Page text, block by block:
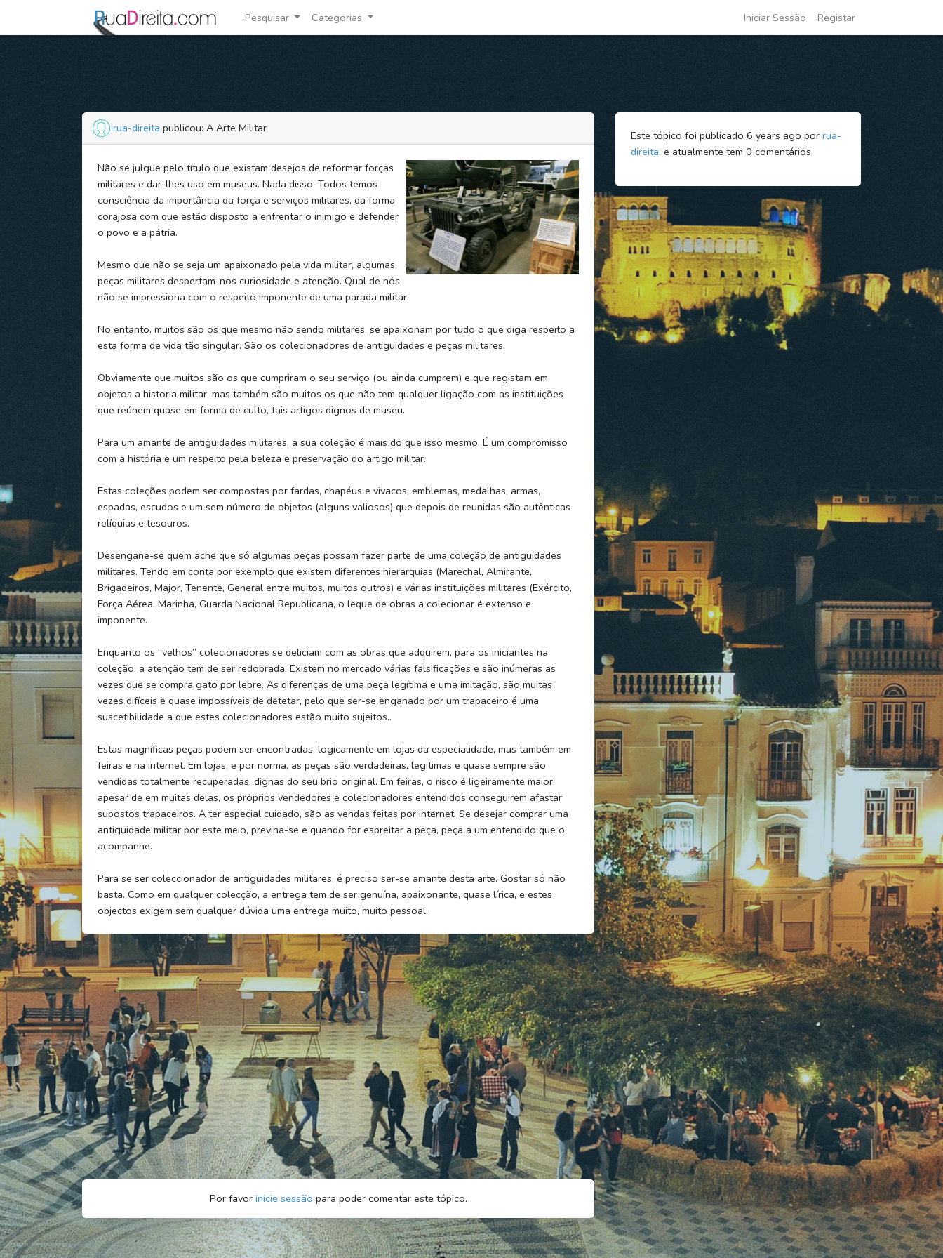
Pesquisar Categorias Iniciar Sessão Registar
rua-direita publicou: A Arte Militar
Não se julgue pelo título que existam desejos de reformar forças
militares e dar-lhes uso em museus. Nada disso. Todos temos
consciência da importância da força e serviços militares, da forma
corajosa com que estão disposto a enfrentar o inimigo e defender
o povo e a pátria.
Mesmo que não se seja um apaixonado pela vida militar, algumas
peças militares despertam-nos curiosidade e atenção. Qual de nós
não se impressiona com o respeito imponente de uma parada militar.
No entanto, muitos são os que mesmo não sendo militares, se apaixonam por tudo o que diga respeito a
esta forma de vida tão singular. São os colecionadores de antiguidades e peças militares.
Obviamente que muitos são os que cumpriram o seu serviço (ou ainda cumprem) e que registam em
objetos a historia militar, mas também são muitos os que não tem qualquer ligação com as instituições
que reúnem quase em forma de culto, tais artigos dignos de museu.
Para um amante de antiguidades militares, a sua coleção é mais do que isso mesmo. É um compromisso
com a história e um respeito pela beleza e preservação do artigo militar.
Estas coleções podem ser compostas por fardas, chapéus e vivacos, emblemas, medalhas, armas,
espadas, escudos e um sem número de objetos (alguns valiosos) que depois de reunidas são autênticas
relíquias e tesouros.
Desengane-se quem ache que só algumas peças possam fazer parte de uma coleção de antiguidades
militares. Tendo em conta por exemplo que existem diferentes hierarquias (Marechal, Almirante,
Brigadeiros, Major, Tenente, General entre muitos, muitos outros) e várias instituições militares (Exército,
Força Aérea, Marinha, Guarda Nacional Republicana, o leque de obras a colecionar é extenso e
imponente.
Enquanto os “velhos” colecionadores se deliciam com as obras que adquirem, para os iniciantes na
coleção, a atenção tem de ser redobrada. Existem no mercado várias falsificações e são inúmeras as
vezes que se compra gato por lebre. As diferenças de uma peça legítima e uma imitação, são muitas
vezes difíceis e quase impossíveis de detetar, pelo que ser-se enganado por um trapaceiro é uma
suscetibilidade a que estes colecionadores estão muito sujeitos..
Estas magníficas peças podem ser encontradas, logicamente em lojas da especialidade, mas também em
feiras e na internet. Em lojas, e por norma, as peças são verdadeiras, legitimas e quase sempre são
vendidas totalmente recuperadas, dignas do seu brio original. Em feiras, o risco é ligeiramente maior,
apesar de em muitas delas, os próprios vendedores e colecionadores entendidos conseguirem afastar
supostos trapaceiros. A ter especial cuidado, são as vendas feitas por internet. Se desejar comprar uma
antiguidade militar por este meio, previna-se e quando for espreitar a peça, peça a um entendido que o
acompanhe.
Para se ser coleccionador de antiguidades militares, é preciso ser-se amante desta arte. Gostar só não
basta. Como em qualquer colecção, a entrega tem de ser genuína, apaixonante, quase lírica, e estes
objectos exigem sem qualquer dúvida uma entrega muito, muito pessoal.
Por favor inicie sessão para poder comentar este tópico.
Este tópico foi publicado 6 years ago por rua-
direita, e atualmente tem 0 comentários.